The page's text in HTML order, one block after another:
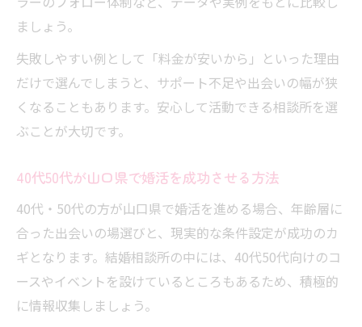
ましょう。
失敗しやすい例として「料金が安いから」といった理由
だけで選んでしまうと、サポート不足や出会いの幅が狭
くなることもあります。安心して活動できる相談所を選
ぶことが大切です。
40代50代が山口県で婚活を成功させる方法
40代・50代の方が山口県で婚活を進める場合、年齢層に
合った出会いの場選びと、現実的な条件設定が成功のカ
ギとなります。結婚相談所の中には、40代50代向けのコ
ースやイベントを設けているところもあるため、積極的
に情報収集しましょう。